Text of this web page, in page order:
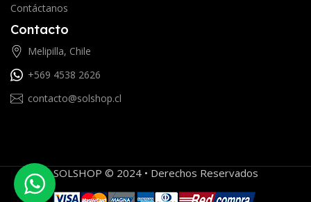
Contáctanos
Contacto
Melipilla, Chile
+569 4538 2626
contacto@solshop.cl
SOLSHOP © 2024 • Derechos Reservados